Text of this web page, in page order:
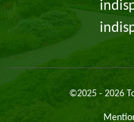
©2025 - 2026